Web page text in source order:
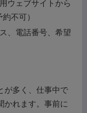
ウェブサイトから
不可）
、電話番号、希望
が多く、仕事中で
かれます。事前に